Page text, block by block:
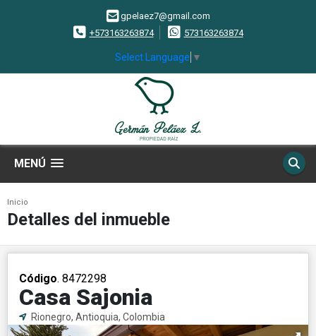
gpelaez7@gmail.com
+573163263874
573163263874
Select Language ▼
MENÚ
Inicio
Detalles del inmueble
Código. 8472298
Casa Sajonia
Rionegro, Antioquia, Colombia